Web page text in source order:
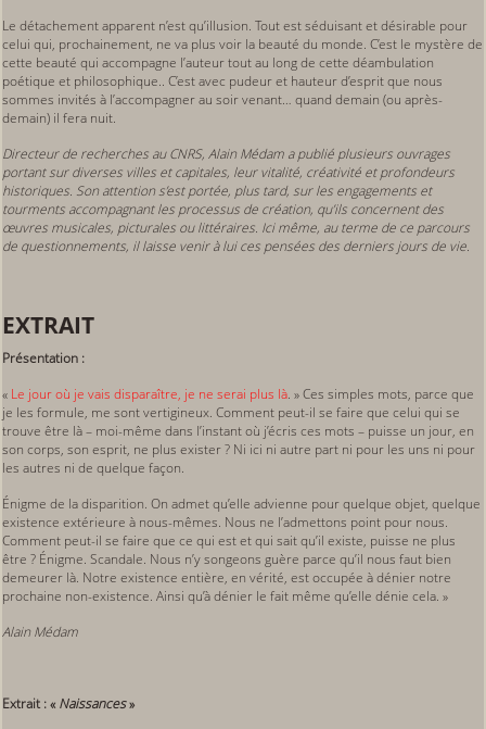
Le détachement apparent n’est qu’illusion. Tout est séduisant et désirable pour
celui qui, prochainement, ne va plus voir la beauté du monde. C’est le mystère de
cette beauté qui accompagne l’auteur tout au long de cette déambulation
poétique et philosophique.. C’est avec pudeur et hauteur d’esprit que nous
sommes invités à l’accompagner au soir venant… quand demain (ou après-
demain) il fera nuit.
Directeur de recherches au CNRS, Alain Médam a publié plusieurs ouvrages
portant sur diverses villes et capitales, leur vitalité, créativité et profondeurs
historiques. Son attention s’est portée, plus tard, sur les engagements et
tourments accompagnant les processus de création, qu’ils concernent des
œuvres musicales, picturales ou littéraires. Ici même, au terme de ce parcours
de questionnements, il laisse venir à lui ces pensées des derniers jours de vie.
EXTRAIT
Présentation :
« Le jour où je vais disparaître, je ne serai plus là. » Ces simples mots, parce que
je les formule, me sont vertigineux. Comment peut-il se faire que celui qui se
trouve être là – moi-même dans l’instant où j’écris ces mots – puisse un jour, en
son corps, son esprit, ne plus exister ? Ni ici ni autre part ni pour les uns ni pour
les autres ni de quelque façon.
Énigme de la disparition. On admet qu’elle advienne pour quelque objet, quelque
existence extérieure à nous-mêmes. Nous ne l’admettons point pour nous.
Comment peut-il se faire que ce qui est et qui sait qu’il existe, puisse ne plus
être ? Énigme. Scandale. Nous n’y songeons guère parce qu’il nous faut bien
demeurer là. Notre existence entière, en vérité, est occupée à dénier notre
prochaine non-existence. Ainsi qu’à dénier le fait même qu’elle dénie cela. »
Alain Médam
Extrait : « Naissances»